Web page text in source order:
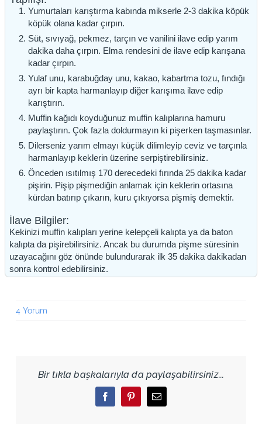
Yumurtaları karıştırma kabında mikserle 2-3 dakika köpük
köpük olana kadar çırpın.
Süt, sıvıyağ, pekmez, tarçın ve vanilini ilave edip yarım
dakika daha çırpın. Elma rendesini de ilave edip karışana
kadar çırpın.
Yulaf unu, karabuğday unu, kakao, kabartma tozu, fındığı
ayrı bir kapta harmanlayıp diğer karışıma ilave edip
karıştırın.
Muffin kağıdı koyduğunuz muffin kalıplarına hamuru
paylaştırın. Çok fazla doldurmayın ki pişerken taşmasınlar.
Dilerseniz yarım elmayı küçük dilimleyip ceviz ve tarçınla
harmanlayıp keklerin üzerine serpiştirebilirsiniz.
Önceden ısıtılmış 170 derecedeki fırında 25 dakika kadar
pişirin. Pişip pişmediğin anlamak için keklerin ortasına
kürdan batırıp çıkarın, kuru çıkıyorsa pişmiş demektir.
İlave Bilgiler:
Kekinizi muffin kalıpları yerine kelepçeli kalıpta ya da baton
kalıpta da pişirebilirsiniz. Ancak bu durumda pişme süresinin
uzayacağını göz önünde bulundurarak ilk 35 dakika dakikadan
sonra kontrol edebilirsiniz.
4 Yorum
Bir tıkla başkalarıyla da paylaşabilirsiniz...
FacebookPinterestEmail